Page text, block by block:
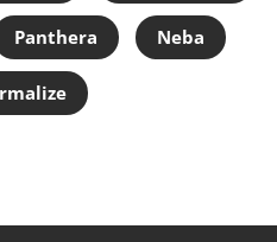
Ideal
Warum
Panthera Neba